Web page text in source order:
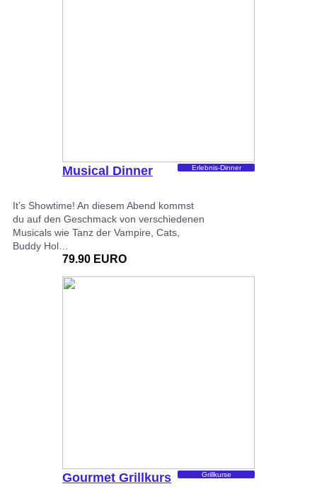
Musical Dinner Erlebnis-Dinner
It’s Showtime! An diesem Abend kommst
du auf den Geschmack von verschiedenen
Musicals wie Tanz der Vampire, Cats,
Buddy Hol…
79.90 EURO
Gourmet Grillkurs Grillkurse